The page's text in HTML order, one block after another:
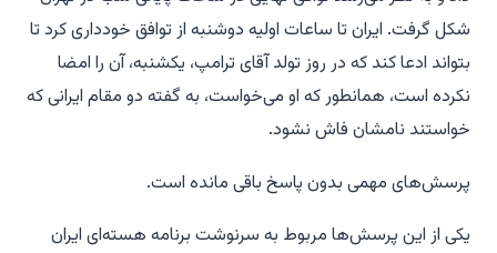
شکل گرفت. ایران تا ساعات اولیه دوشنبه از توافق خودداری کرد تا
بتواند ادعا کند که در روز تولد آقای ترامپ، یکشنبه، آن را امضا
نکرده است، همانطور که او می‌خواست، به گفته دو مقام ایرانی که
خواستند نامشان فاش نشود.
پرسش‌های مهمی بدون پاسخ باقی مانده است.
یکی از این پرسش‌ها مربوط به سرنوشت برنامه هسته‌ای ایران